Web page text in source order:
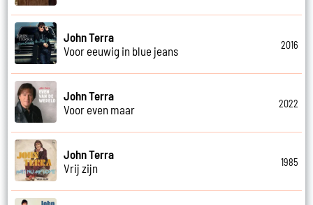
John Terra
Voor eeuwig in blue jeans
2016
John Terra
Voor even maar
2022
John Terra
Vrij zijn
1985